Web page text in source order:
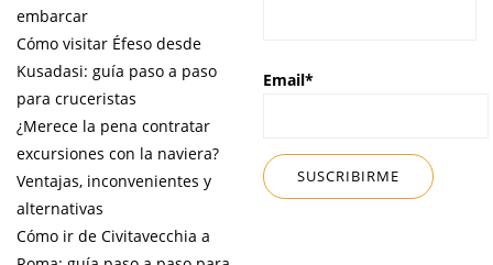
embarcar
Cómo visitar Éfeso desde
Kusadasi: guía paso a paso
para cruceristas
¿Merece la pena contratar
excursiones con la naviera?
Ventajas, inconvenientes y
alternativas
Cómo ir de Civitavecchia a
Email*